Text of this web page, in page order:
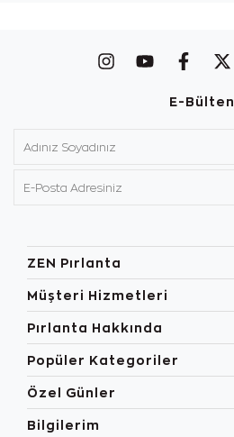
E-Bülten
ZEN Pırlanta
Müşteri Hizmetleri
Pırlanta Hakkında
Popüler Kategoriler
Özel Günler
Bilgilerim